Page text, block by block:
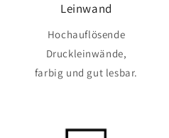
Leinwand
Hochauflösende
Druckleinwände,
farbig und gut lesbar.